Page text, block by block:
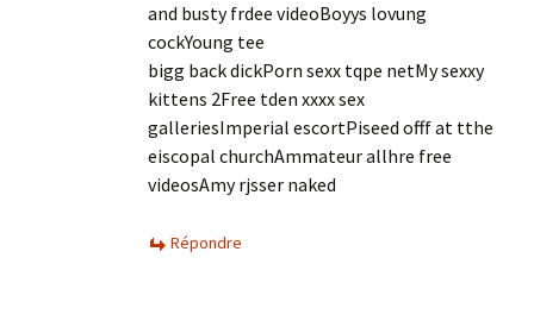
and busty frdee videoBoyys lovung
cockYoung tee
bigg back dickPorn sexx tqpe netMy sexxy
kittens 2Free tden xxxx sex
galleriesImperial escortPiseed offf at tthe
eiscopal churchAmmateur allhre free
videosAmy rjsser naked
Répondre